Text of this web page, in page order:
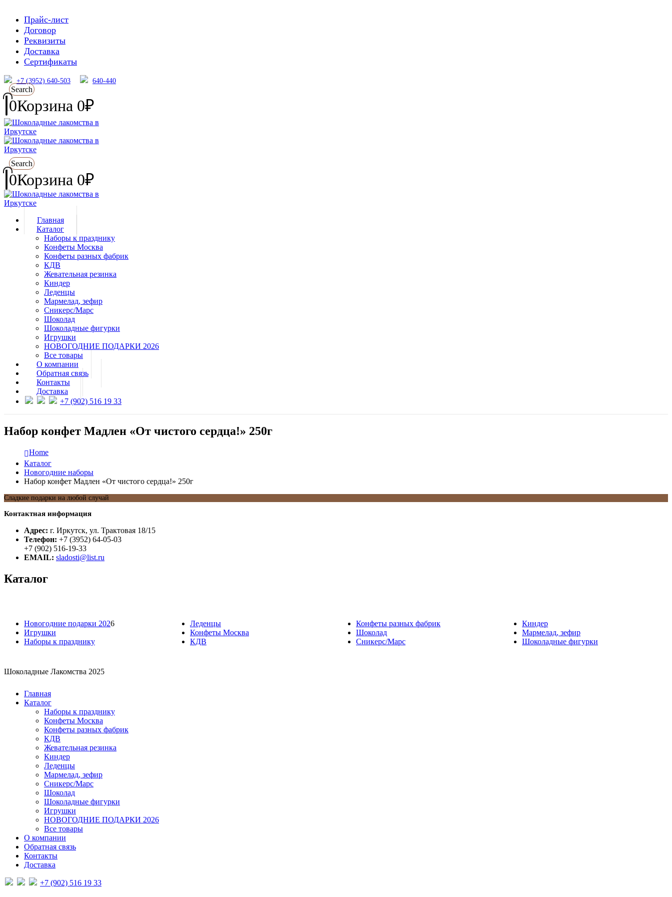
Прайс-лист
Договор
Реквизиты
Доставка
Сертификаты
+7 (3952) 640-503 640-440
Search
0Корзина 0₽
Search
0Корзина 0₽
Главная
Каталог
Наборы к празднику
Конфеты Москва
Конфеты разных фабрик
КДВ
Жевательная резинка
Киндер
Леденцы
Мармелад, зефир
Сникерс/Марс
Шоколад
Шоколадные фигурки
Игрушки
НОВОГОДНИЕ ПОДАРКИ 2026
Все товары
О компании
Обратная связь
Контакты
Доставка
+7 (902) 516 19 33
Набор конфет Мадлен «От чистого сердца!» 250г
Home
Каталог
Новогодние наборы
Набор конфет Мадлен «От чистого сердца!» 250г
Сладкие подарки на любой случай
Контактная информация
Адрес: г. Иркутск, ул. Трактовая 18/15
Телефон: +7 (3952) 64-05-03
+7 (902) 516-19-33
EMAIL: sladosti@list.ru
Каталог
Новогодние подарки 2026
Игрушки
Наборы к празднику
Леденцы
Конфеты Москва
КДВ
Конфеты разных фабрик
Шоколад
Сникерс/Марс
Киндер
Мармелад, зефир
Шоколадные фигурки
Шоколадные Лакомства 2025
Главная
Каталог
Наборы к празднику
Конфеты Москва
Конфеты разных фабрик
КДВ
Жевательная резинка
Киндер
Леденцы
Мармелад, зефир
Сникерс/Марс
Шоколад
Шоколадные фигурки
Игрушки
НОВОГОДНИЕ ПОДАРКИ 2026
Все товары
О компании
Обратная связь
Контакты
Доставка
+7 (902) 516 19 33